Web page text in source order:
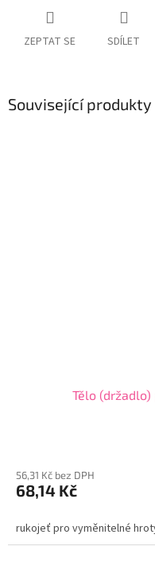
ZEPTAT SE SDÍLET
Související produkty
Tělo
56,31 Kč bez DPH
68,14 Kč
rukojeť pro vyměnitelné